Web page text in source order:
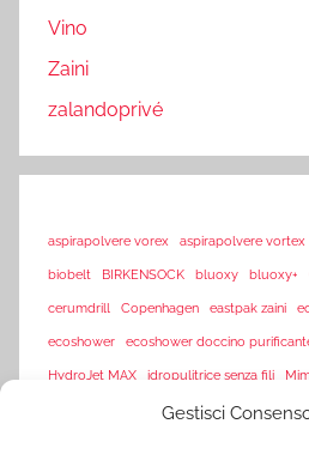
Gestisci
Vino
Zaini
zalandoprivé
aspirapolvere vorex aspirapolvere vortex
biobelt BIRKENSOCK bluoxy bluoxy+
cerumdrill Copenhagen eastpak zaini
ecoshower ecoshower doccino
HydroJet MAX idropulitrice senza fili
offerte flash amazon offerte lampo